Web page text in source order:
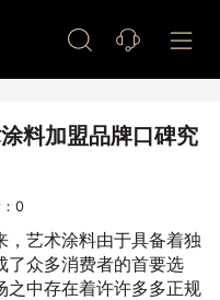
料加盟品牌口碑究
0
，艺术涂料由于具备着独
了众多消费者的首要选
之中存在着许许多多正规